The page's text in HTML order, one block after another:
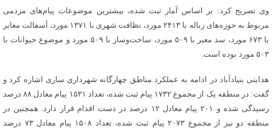
وی تصریح کرد: بر اساس آمار ثبت شده، بیشترین موضوعات پیام‌های مردمی
مربوط به حوزه‌های زباله با ۲۴۱۳ مورد، نظافت شهری با ۱۳۷۱ مورد، آسفالت معابر
با ۶۷۳ مورد، سد معبر با ۵۰۹ مورد، ساخت‌وساز با ۵۰۹ مورد و موضوع حیوانات با
۵۰۳ مورد بوده است.
هدایتی بنیادآباد در ادامه به عملکرد مناطق چهارگانه شهرداری ساری اشاره کرد و
گفت: در منطقه یک از مجموع ۱۷۳۲ پیام ثبت شده، تعداد ۱۵۳۱ پیام معادل ۸۸ درصد
رسیدگی شده و ۲۰۱ پیام معادل ۱۲ درصد در دست اقدام قرار دارد. همچنین در
منطقه دو نیز از مجموع ۲۰۷۳ پیام ثبت شده، تعداد ۱۵۰۸ پیام معادل ۷۳ درصد